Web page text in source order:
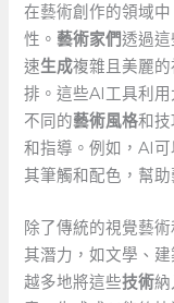
在藝術創作的領域
性。 藝術家們透過
速生成複雜且美麗
排。這些AI工具利
不同的藝術風格和
和指導。例如，AI
其筆觸和配色，幫
除了傳統的視覺藝術
其潛力，如文學、
越多地將這些技術